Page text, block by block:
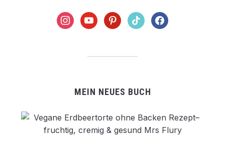
instagramyoutubepinteresttiktok facebook
MEIN NEUES BUCH